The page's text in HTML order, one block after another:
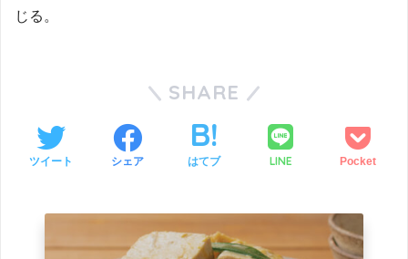
じる。
SHARE
ツイート シェア はてブ LINE Pocket